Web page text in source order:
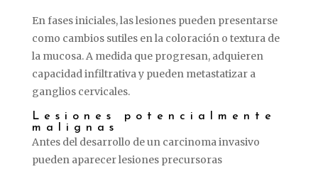
Enfasesiniciales,laslesiones pueden presentarse
como cambios sutiles enla coloración o textura de
la mucosa.A medida que progresan, adquieren
capacidadinfiltrativay pueden metastatizar a
ganglios cervicales.
Lesiones potencialmente
malignas
Antes del desarrollo deun carcinomainvasivo
pueden aparecerlesiones precursoras